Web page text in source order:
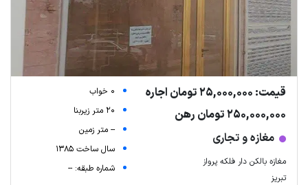
قیمت: 25,000,000 تومان اجاره
250,000,000 تومان رهن
مغازه و تجاری
مغازه بالکن دار فلکه پرواز
تبریز
0 خواب
20 متر زیربنا
-- متر زمین
سال ساخت 1385
شماره طبقه: --